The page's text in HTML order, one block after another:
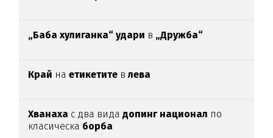
„Баба хулиганка“ удари в „Дружба“
Край наетикетите влева
Хванаха с два видадопинг национал по
класическа борба